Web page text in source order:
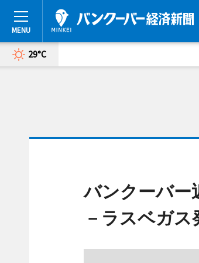
29°C
バンクーバー
－ラスベガ